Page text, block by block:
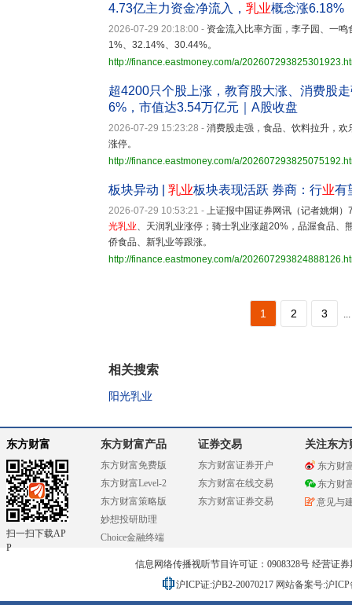
4.73亿主力资金净流入， 乳业概念涨6.18%
2026-07-29 20:18:00 - 资金流入比率方面，李子园、一鸣
1%、32.14%、30.44%。
http://finance.eastmoney.com/a/
超4200只个股上涨，教育股大涨、消费股
6%，市值达3.54万亿元｜A股收盘
2026-07-29 15:23:28 - 消费股走强，食品、饮料拉升，
涨停。
http://finance.eastmoney.com/a/
板块异动 | 乳业板块表现活跃 券商：行业有
2026-07-29 10:53:21 - 上证报中国证券网讯（记者姚炯
光乳业、天润乳业涨停；骑士乳业涨超20%，品渥食品、
侨食品、新乳业等跟涨。
http://finance.eastmoney.com/a/
1 2 3 ...
相关搜索
阳光乳业
东方财富
扫一扫下载AP
P
东方财富产品
东方财富免费版
东方财富Level-2
东方财富策略版
妙想投研助理
Choice金融终端
证券交易
东方财富证券开户
东方财富在线交易
东方财富证券交易
关注东方
东方财
东方财
意见与
信息网络传播视听节目许可证：0908328号 经营证
沪ICP证:沪B2-20070217 网站备案号:沪